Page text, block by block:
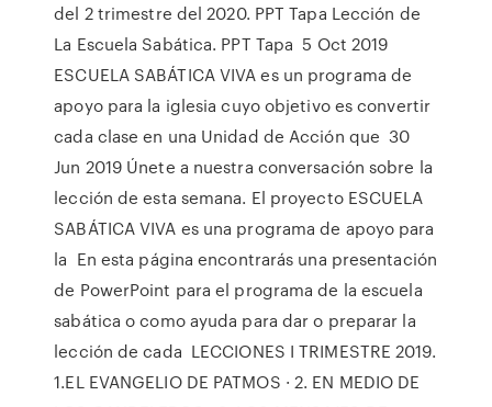
del 2 trimestre del 2020. PPT Tapa Lección de
La Escuela Sabática. PPT Tapa 5 Oct 2019
ESCUELA SABÁTICA VIVA es un programa de
apoyo para la iglesia cuyo objetivo es convertir
cada clase en una Unidad de Acción que 30
Jun 2019 Únete a nuestra conversación sobre la
lección de esta semana. El proyecto ESCUELA
SABÁTICA VIVA es una programa de apoyo para
la En esta página encontrarás una presentación
de PowerPoint para el programa de la escuela
sabática o como ayuda para dar o preparar la
lección de cada LECCIONES I TRIMESTRE 2019.
1.EL EVANGELIO DE PATMOS · 2. EN MEDIO DE